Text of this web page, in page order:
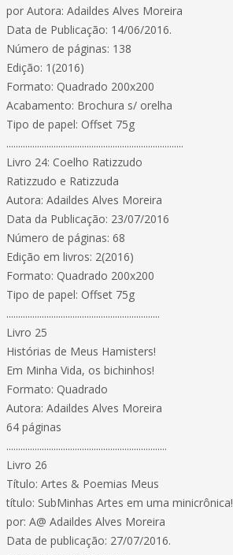
por Autora: Adaildes Alves Moreira
Data de Publicação: 14/06/2016.
Número de páginas: 138
Edição: 1(2016)
Formato: Quadrado 200x200
Acabamento: Brochura s/ orelha
Tipo de papel: Offset 75g
...........................................................................
Livro 24: Coelho Ratizzudo
Ratizzudo e Ratizzuda
Autora: Adaildes Alves Moreira
Data da Publicação: 23/07/2016
Número de páginas: 68
Edição em livros: 2(2016)
Formato: Quadrado 200x200
Tipo de papel: Offset 75g
.................................................................
Livro 25
Histórias de Meus Hamisters!
Em Minha Vida, os bichinhos!
Formato: Quadrado
Autora: Adaildes Alves Moreira
64 páginas
....................................................................
Livro 26
Título: Artes & Poemias Meus
título: SubMinhas Artes em uma minicrônica!
por: A@ Adaildes Alves Moreira
Data de publicação: 27/07/2016.